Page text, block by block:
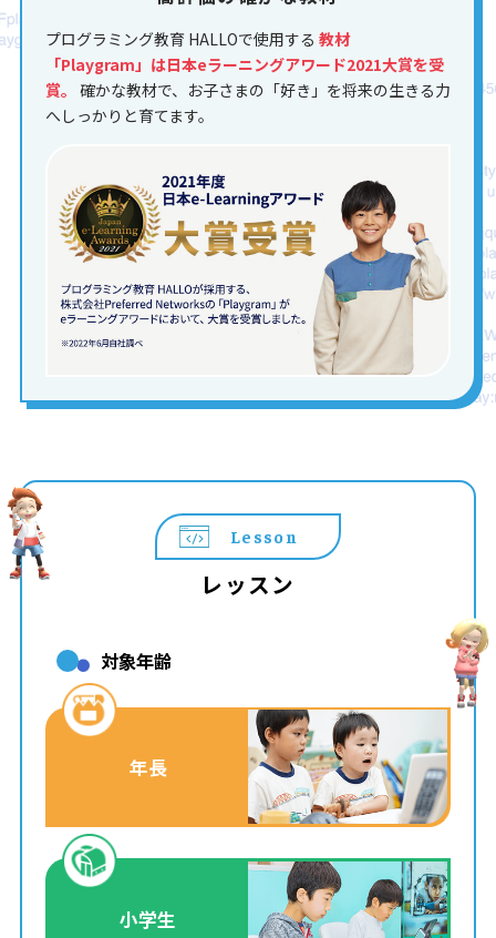
プログラミング教育 HALLOで使用する 教材
「Playgram」は日本eラーニングアワード2021大賞を受
賞。 確かな教材で、お子さまの「好き」を将来の生きる力
へしっかりと育てます。
Lesson
レッスン
対象年齢
年長
小学生